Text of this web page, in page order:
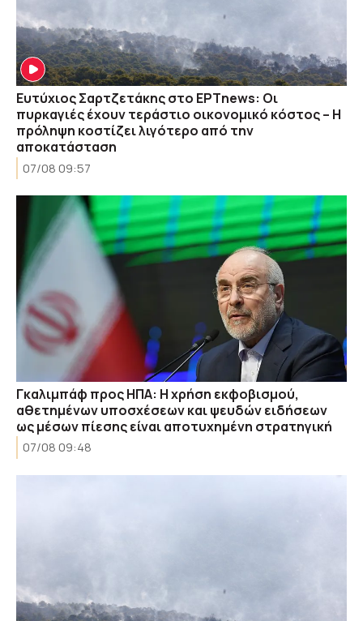
Ευτύχιος Σαρτζετάκης στο ΕΡΤnews: Οι
πυρκαγιές έχουν τεράστιο οικονομικό κόστος – Η
πρόληψη κοστίζει λιγότερο από την
αποκατάσταση
07/08 09:57
Γκαλιμπάφ προς ΗΠΑ: Η χρήση εκφοβισμού,
αθετημένων υποσχέσεων και ψευδών ειδήσεων
ως μέσων πίεσης είναι αποτυχημένη στρατηγική
07/08 09:48